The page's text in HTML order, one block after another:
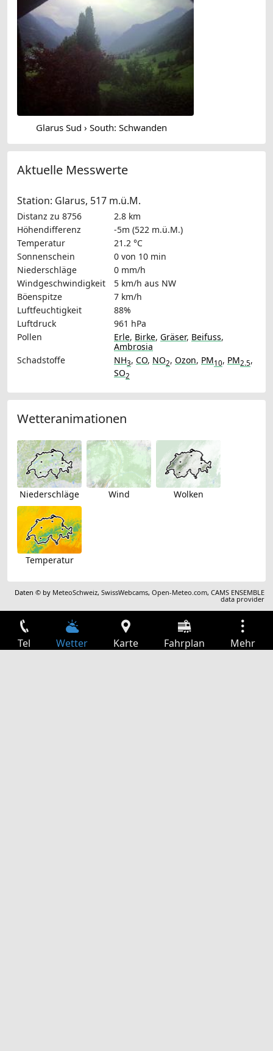
Glarus Sud › South: Schwanden
Aktuelle Messwerte
Station: Glarus, 517 m.ü.M.
Distanz zu 8756
2.8 km
Höhendifferenz
-5m (522 m.ü.M.)
Temperatur
21.2 °C
Sonnenschein
0 von 10 min
Niederschläge
0 mm/h
Windgeschwindigkeit
5 km/h aus NW
Böenspitze
7 km/h
Luftfeuchtigkeit
88%
Luftdruck
961 hPa
Pollen
Erle, Birke, Gräser, Beifuss,
Ambrosia
Schadstoffe
NH3, CO, NO2, Ozon, PM10, PM2.5,
SO2
Wetteranimationen
Niederschläge Wind Wolken
Temperatur
Daten © by MeteoSchweiz,SwissWebcams,Open-Meteo.com,CAMS ENSEMBLE
data provider
Tel Wetter Karte Fahrplan Mehr